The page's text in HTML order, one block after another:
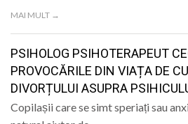
MAI MULT →
PSIHOLOG PSIHOTERAPEUT
PROVOCĂRILE DIN VIAȚA DE
DIVORȚULUI ASUPRA
Copilașii care se simt speriați sau